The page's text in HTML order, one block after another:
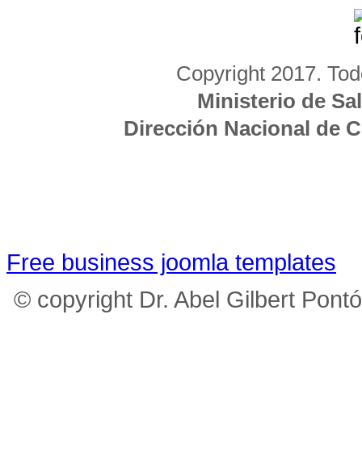
Copyright 2017.
Ministerio de
Dirección Nacional de
Free business joomla templates
© copyright Dr. Abel Gilbert